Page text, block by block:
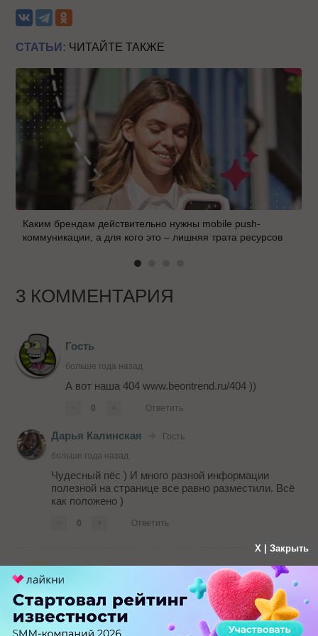
СТАТЬИ: ЧИТАЙТЕ ТАКЖЕ
Каким брендам действительно нужны mobile push-
коммуникации, а для кого это – лишняя трата ресурсов
3 КОММЕНТАРИЯ
Гость
больше года назад
А вот наша 404 www.beontrend.ru/404 ))
0 Ответить
Дарья Калинская
Гость
больше года назад
Чудесный пёс ) И много разной информации
полезной на странице все равно разместили. Всё
как положено )
0 Ответить
больше года назад
Моя 404 :)
X | Закрыть